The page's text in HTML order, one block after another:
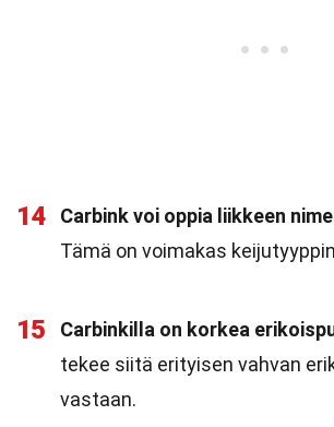
14
Carbink voi oppia liikkeen
Tämä on voimakas
15 Carbinkilla on korkea
tekee siitä erityisen vahvan
vastaan.